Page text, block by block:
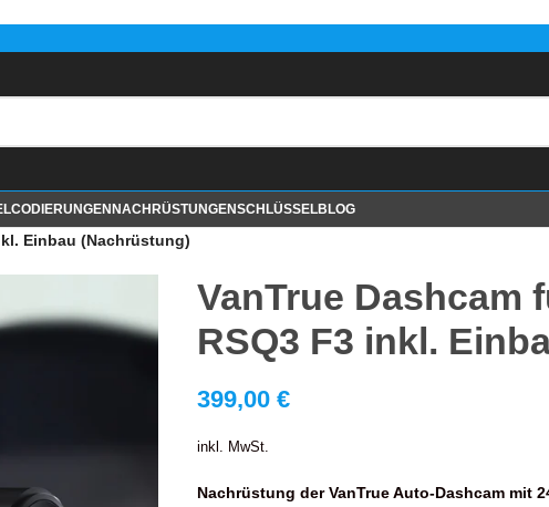
CODIERUNGEN NACHRÜSTUNGENSCHLÜSSELBLOG
Einbau (Nachrüstung)
VanTrue Dashcam
RSQ3 F3 inkl.
399,00 €
inkl. MwSt.
Nachrüstung der VanTrue Auto-Dashcam mit